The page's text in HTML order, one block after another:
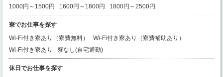
1000円～1500円
1600円～1800円 1800円～2500円
寮でお仕事を探す
Wi-Fi付き寮あり（寮費無料）
Wi-Fi付き寮あり（寮費補助あり）
Wi-Fi付き寮あり
寮なし(自宅通勤)
休日でお仕事を探す